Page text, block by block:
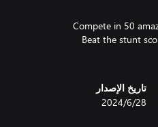
تاريخ الإصدار
28‏/6‏/2024